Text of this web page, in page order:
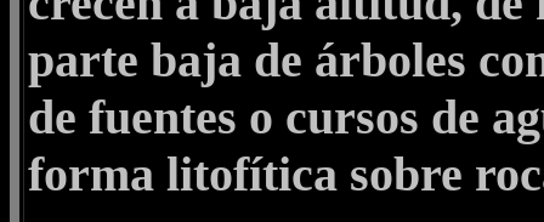
parte baja de árboles
de fuentes o cursos de
forma litofítica sobre